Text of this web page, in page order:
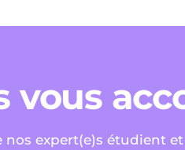
vous
nos expert(e)s étudient